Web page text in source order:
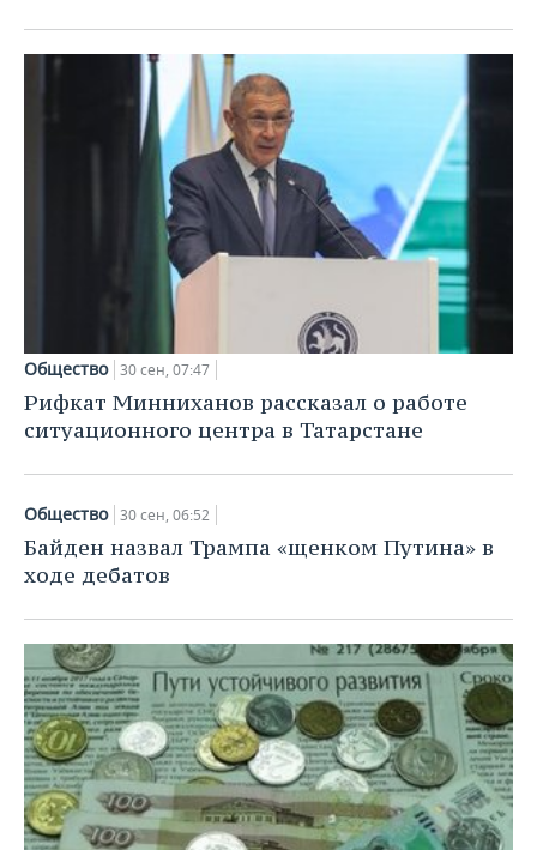
Общество 30 сен, 07:47
Рифкат Минниханов рассказал о работе
ситуационного центра в Татарстане
Общество 30 сен, 06:52
Байден назвал Трампа «щенком Путина» в
ходе дебатов